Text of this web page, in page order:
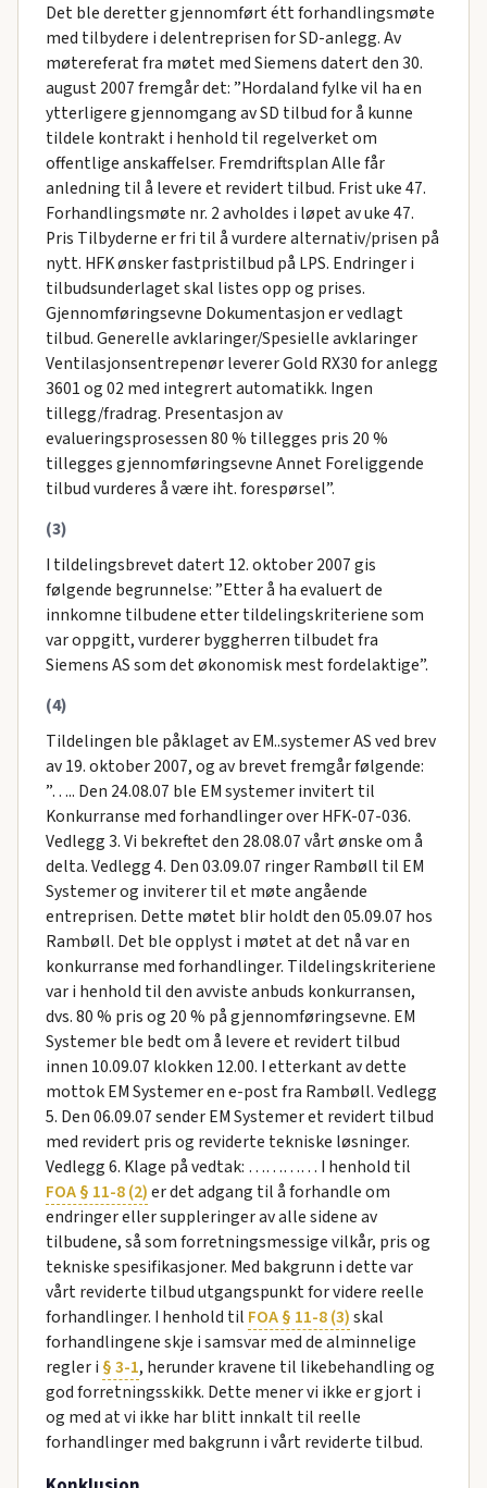
Det ble deretter gjennomført étt forhandlingsmøte
med tilbydere i delentreprisen for SD-anlegg. Av
møtereferat fra møtet med Siemens datert den 30.
august 2007 fremgår det: ”Hordaland fylke vil ha en
ytterligere gjennomgang av SD tilbud for å kunne
tildele kontrakt i henhold til regelverket om
offentlige anskaffelser. Fremdriftsplan Alle får
anledning til å levere et revidert tilbud. Frist uke 47.
Forhandlingsmøte nr. 2 avholdes i løpet av uke 47.
Pris Tilbyderne er fri til å vurdere alternativ/prisen på
nytt. HFK ønsker fastpristilbud på LPS. Endringer i
tilbudsunderlaget skal listes opp og prises.
Gjennomføringsevne Dokumentasjon er vedlagt
tilbud. Generelle avklaringer/Spesielle avklaringer
Ventilasjonsentrepenør leverer Gold RX30 for anlegg
3601 og 02 med integrert automatikk. Ingen
tillegg/fradrag. Presentasjon av
evalueringsprosessen 80 % tillegges pris 20 %
tillegges gjennomføringsevne Annet Foreliggende
tilbud vurderes å være iht. forespørsel”.
(3)
I tildelingsbrevet datert 12. oktober 2007 gis
følgende begrunnelse: ”Etter å ha evaluert de
innkomne tilbudene etter tildelingskriteriene som
var oppgitt, vurderer byggherren tilbudet fra
Siemens AS som det økonomisk mest fordelaktige”.
(4)
Tildelingen ble påklaget av EM..systemer AS ved brev
av 19. oktober 2007, og av brevet fremgår følgende:
”….. Den 24.08.07 ble EM systemer invitert til
Konkurranse med forhandlinger over HFK-07-036.
Vedlegg 3. Vi bekreftet den 28.08.07 vårt ønske om å
delta. Vedlegg 4. Den 03.09.07 ringer Rambøll til EM
Systemer og inviterer til et møte angående
entreprisen. Dette møtet blir holdt den 05.09.07 hos
Rambøll. Det ble opplyst i møtet at det nå var en
konkurranse med forhandlinger. Tildelingskriteriene
var i henhold til den avviste anbuds konkurransen,
dvs. 80 % pris og 20 % på gjennomføringsevne. EM
Systemer ble bedt om å levere et revidert tilbud
innen 10.09.07 klokken 12.00. I etterkant av dette
mottok EM Systemer en e-post fra Rambøll. Vedlegg
5. Den 06.09.07 sender EM Systemer et revidert tilbud
med revidert pris og reviderte tekniske løsninger.
Vedlegg 6. Klage på vedtak: ………… I henhold til
FOA § 11-8 (2)er det adgang til å forhandle om
endringer eller suppleringer av alle sidene av
tilbudene, så som forretningsmessige vilkår, pris og
tekniske spesifikasjoner. Med bakgrunn i dette var
vårt reviderte tilbud utgangspunkt for videre reelle
forhandlinger. I henhold til FOA § 11-8 (3)skal
forhandlingene skje i samsvar med de alminnelige
regler i § 3-1, herunder kravene til likebehandling og
god forretningsskikk. Dette mener vi ikke er gjort i
og med at vi ikke har blitt innkalt til reelle
forhandlinger med bakgrunn i vårt reviderte tilbud.